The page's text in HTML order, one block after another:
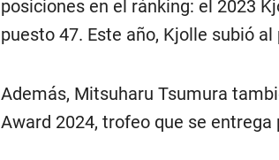
posiciones en el ránking: el 2023
puesto 47. Este año, Kjolle subió
Además, Mitsuharu Tsumura
Award 2024, trofeo que se